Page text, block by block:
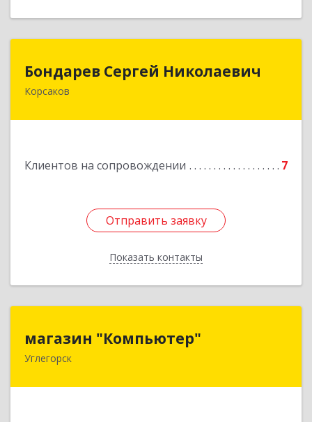
Бондарев Сергей Николаевич
Корсаков
Клиентов на сопровождении 7
Отправить заявку
Показать контакты
Бондарев Сергей Николаевич
Отправить заявку
Назад
магазин "Компьютер"
Углегорск694920, Сахалинская обл, Углегорский р-н,